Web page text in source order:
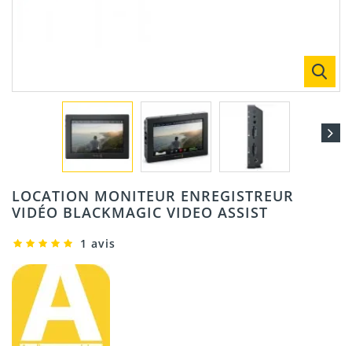
LOCATION MONITEUR ENREGISTREUR
VIDÉO BLACKMAGIC VIDEO ASSIST
1 avis